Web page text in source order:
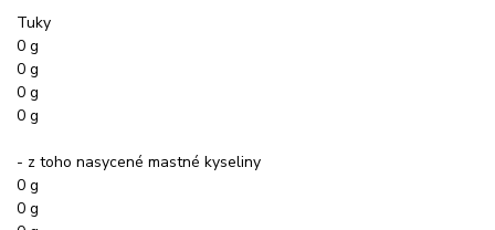
Tuky
0 g
0 g
0 g
0 g
- z toho nasycené mastné kyseliny
0 g
0 g